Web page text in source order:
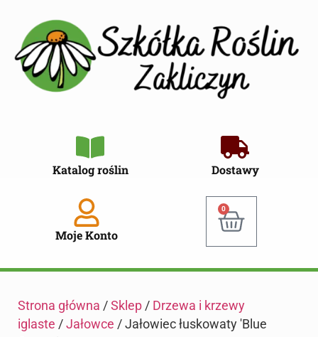
Katalog roślin Dostawy
Moje Konto
0
Strona główna / Sklep / Drzewa i krzewy
iglaste / Jałowce / Jałowiec łuskowaty 'Blue